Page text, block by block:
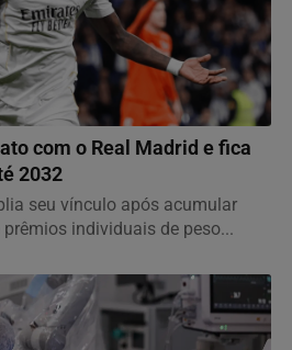
com o Real Madrid e fica
2032
seu vínculo após acumular
individuais de peso...